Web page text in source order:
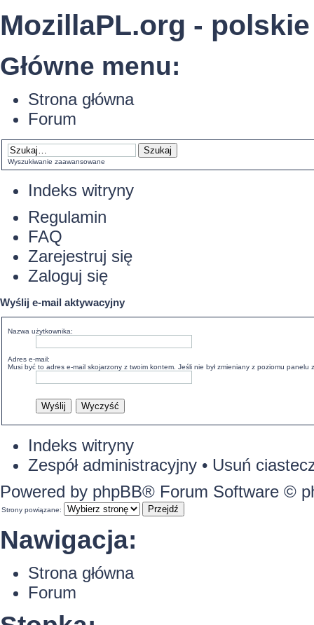
MozillaPL.org -
Główne menu:
Strona główna
Forum
Wyszukiwanie zaawansowane
Indeks witryny
Regulamin
FAQ
Zarejestruj się
Zaloguj się
Wyślij e-mail aktywacyjny
Nazwa użytkownika:
Adres e-mail:
Musi być to adres e-mail skojarzony z twoim kontem. Jeśli nie był zmieniany z poziomu
Indeks witryny
Zespół administracyjny • Usuń
Powered by phpBB® Forum Software ©
Strony powiązane:
Nawigacja:
Strona główna
Forum